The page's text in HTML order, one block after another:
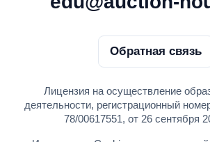
Обратная связь
Лицензия на осуществление
деятельности, регистрационный
78/00617551, от 26 сентября